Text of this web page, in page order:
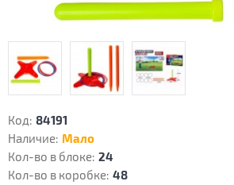
Код: 84191
Наличие: Мало
Кол-во в блоке: 24
Кол-во в коробке: 48